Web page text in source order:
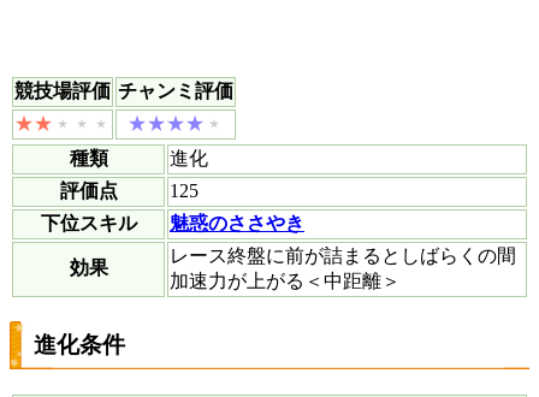
競技場評価 チャンミ評価
種類
進化
評価点
125
下位スキル
魅惑のささやき
効果
レース終盤に前が詰まるとしばらくの間
加速力が上がる＜中距離＞
進化条件